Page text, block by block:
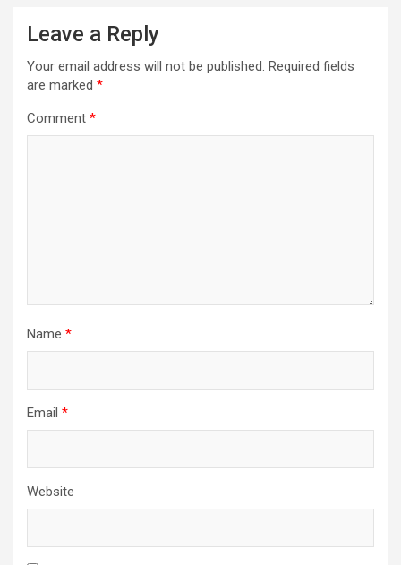
Leave a Reply
Your email address will not be published. Required fields
are marked *
Comment *
Name *
Email *
Website